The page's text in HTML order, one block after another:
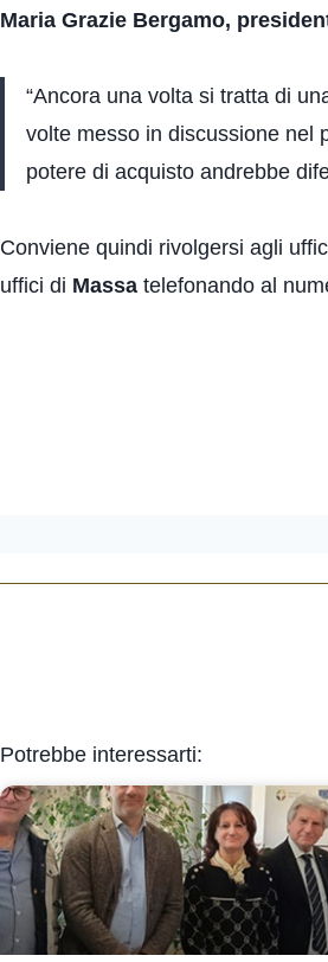
Maria Grazie Bergamo,
“Ancora una volta si tratta di
volte messo in discussione nel
potere di acquisto andrebbe
Conviene quindi rivolgersi agli
uffici di Massa telefonando al
Potrebbe interessarti: